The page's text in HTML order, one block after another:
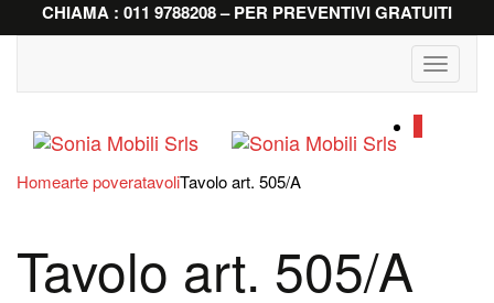
CHIAMA : 011 9788208 – PER PREVENTIVI GRATUITI
Toggle
Homearte poveratavoliTavolo art. 505/A
Tavolo art. 505/A